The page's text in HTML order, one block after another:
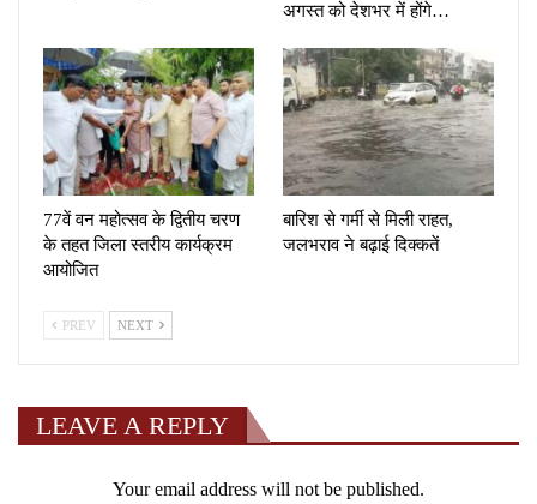
अगस्त को देशभर में होंगे…
77वें वन महोत्सव के द्वितीय चरण
के तहत जिला स्तरीय कार्यक्रम
आयोजित
बारिश से गर्मी से मिली राहत,
जलभराव ने बढ़ाई दिक्कतें
PREV NEXT
LEAVE A REPLY
Your email address will not be published.